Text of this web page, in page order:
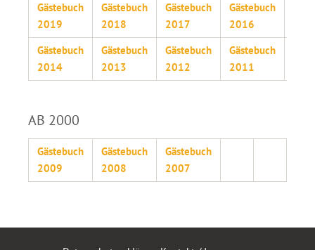
Gästebuch
2019
Gästebuch
2018
Gästebuch
2017
Gästebuch
2016
Gästebuch
2014
Gästebuch
2013
Gästebuch
2012
Gästebuch
2011
AB 2000
Gästebuch
2009
Gästebuch
2008
Gästebuch
2007